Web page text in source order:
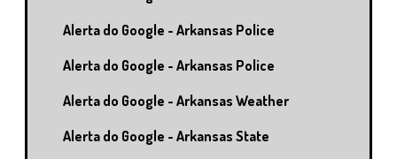
Alerta do Google - Arkansas Police
Alerta do Google - Arkansas Police
Alerta do Google - Arkansas Weather
Alerta do Google - Arkansas State